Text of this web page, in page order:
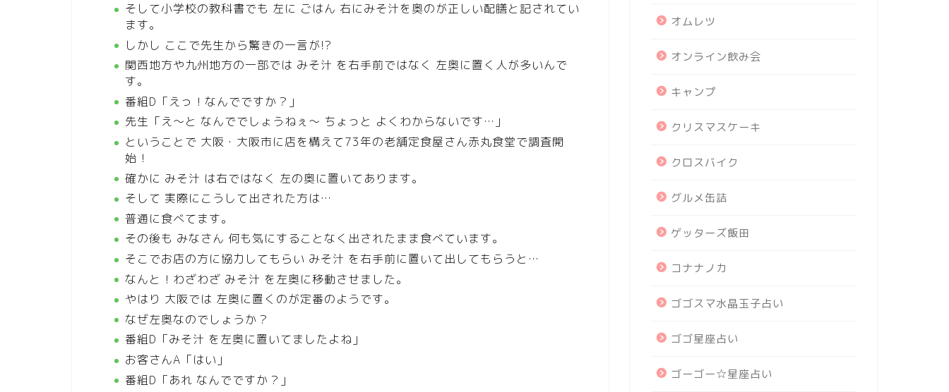
そして小学校の教科書でも 左に ごはん 右にみそ汁を奥のが正しい配膳と記されてい
ます。
しかし ここで先生から驚きの一言が!?
関西地方や九州地方の一部では みそ汁 を右手前ではなく 左奥に置く人が多いんで
す。
番組D「えっ！なんでですか？」
先生「え～と なんででしょうねぇ～ ちょっと よくわからないです…」
ということで 大阪・大阪市に店を構えて73年の老舗定食屋さん赤丸食堂で調査開
始！
確かに みそ汁 は右ではなく 左の奥に置いてあります。
そして 実際にこうして出された方は…
普通に食べてます。
その後も みなさん 何も気にすることなく出されたまま食べています。
そこでお店の方に協力してもらい みそ汁 を右手前に置いて出してもらうと…
なんと！わざわざ みそ汁 を左奥に移動させました。
やはり 大阪では 左奥に置くのが定番のようです。
なぜ左奥なのでしょうか？
番組D「みそ汁 を左奥に置いてましたよね」
お客さんA「はい」
番組D「あれ なんでですか？」
オムレツ
オンライン飲み会
キャンプ
クリスマスケーキ
クロスバイク
グルメ缶詰
ゲッターズ飯田
コナナノカ
ゴゴスマ水晶玉子占い
ゴゴ星座占い
ゴーゴー☆星座占い